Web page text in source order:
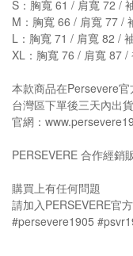
S：胸寬 61 / 肩寬 72 /
M：胸寬 66 / 肩寬 77 /
L：胸寬 71 / 肩寬 82 /
XL：胸寬 76 / 肩寬 87
本款商品在Persevere官
台灣區下單後三天內出
官網：
PERSEVERE 合作經銷
購買上有任何問題
請加入PERSEVERE官
#persevere1905